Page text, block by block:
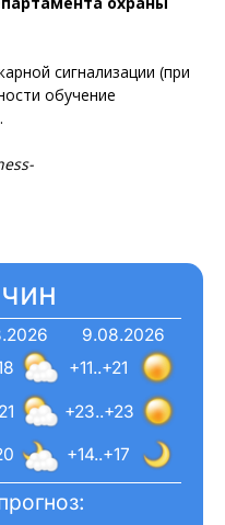
сигнализации (при
обучение
9.08.2026
+11..+21
+23..+23
+14..+17